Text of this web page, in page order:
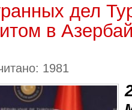
дел
в
1981